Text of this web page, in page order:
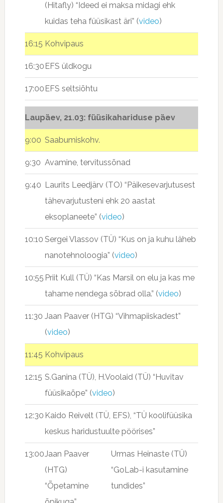
(Hitafly) “Ideed ei maksa midagi ehk
kuidas teha füüsikast äri” (video)
16:15 Kohvipaus
16:30 EFS üldkogu
17:00 EFS seltsiõhtu
Laupäev, 21.03: füüsikahariduse päev
9:00 Saabumiskohv.
9:30 Avamine, tervitussõnad
9:40 Laurits Leedjärv (TO) “Päikesevarjutusest
tähevarjutusteni ehk 20 aastat
eksoplaneete” (video)
10:10 Sergei Vlassov (TÜ) “Kus on ja kuhu läheb
nanotehnoloogia” (video)
10:55 Priit Kull (TÜ) “Kas Marsil on elu ja kas me
tahame nendega sõbrad olla.” (video)
11:30 Jaan Paaver (HTG) “Vihmapiiskadest”
(video)
11:45 Kohvipaus
12:15 S.Ganina (TÜ), H.Voolaid (TÜ) “Huvitav
füüsikaõpe” (video)
12:30 Kaido Reivelt (TÜ, EFS), “TÜ koolifüüsika
keskus haridustuulte pöörises”
13:00Jaan Paaver
(HTG)
“Õpetamine
Urmas Heinaste (TÜ)
“GoLab-i kasutamine
tundides”